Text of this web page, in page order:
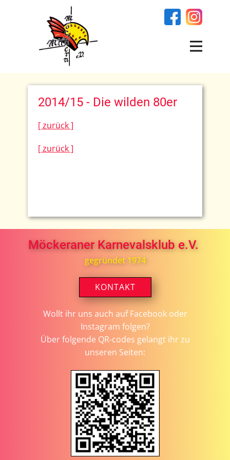
2014/15 - Die wilden 80er
[ zurück ]
[ zurück ]
Möckeraner Karnevalsklub e.V.
gegründet 1974
KONTAKT
Wollt ihr uns auch auf Facebook oder
Instagram folgen?
Über folgende QR-codes gelangt ihr zu
unseren Seiten: